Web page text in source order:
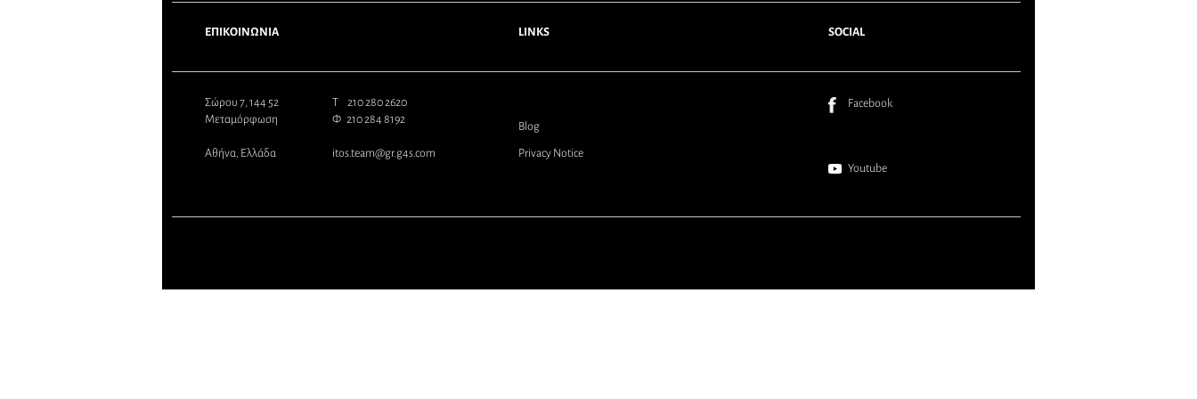
ΕΠΙΚΟΙΝΩΝΙΑ
Σώρου 7, 144 52
Μεταμόρφωση
Αθήνα, Ελλάδα
Τ 210 280 2620
Φ 210 284 8192
itos.team@gr.g4s.com
LINKS
Blog
Privacy Notice
SOCIAL
Facebook
Youtube